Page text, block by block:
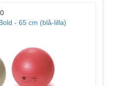
- 65 cm (blå-lilla)